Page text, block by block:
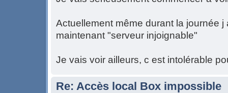
Actuellement même durant la journée j
maintenant "serveur injoignable"
Je vais voir ailleurs, c est intolérable
Re: Accès local Box impossible